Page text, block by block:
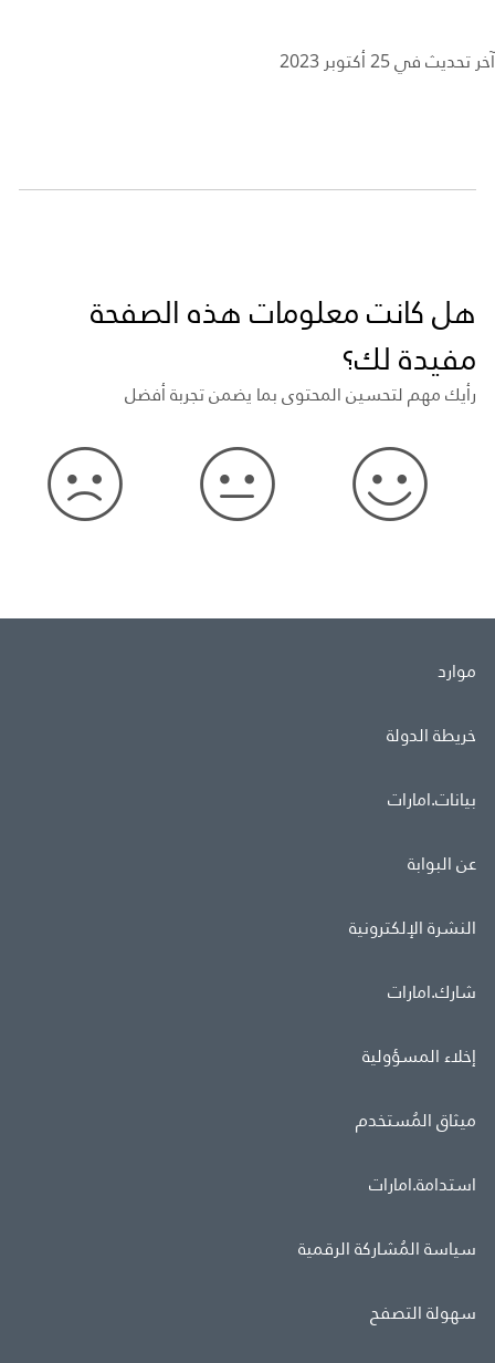
آخر تحديث في 25 أكتوبر 2023
هل كانت معلومات هذه الصفحة
مفيدة لك؟
رأيك مهم لتحسين المحتوى بما يضمن تجربة أفضل
موارد
خريطة الدولة
بيانات.امارات
عن البوابة
النشرة الإلكترونية
شارك.امارات
إخلاء المسؤولية
ميثاق المُستخدم
استدامة.امارات
سياسة المُشاركة الرقمية
سهولة التصفح